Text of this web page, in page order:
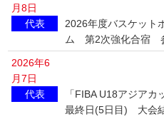
月8日
代表
2026年度バスケット
ム 第2次強化合宿
2026年6
月7日
代表
「FIBA U18アジア
最終日(5日目) 大会